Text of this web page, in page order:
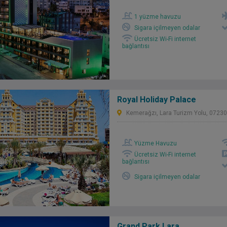
1 yüzme havuzu
Sigara içilmeyen odalar
Ücretsiz Wi-Fi internet
bağlantısı
Royal Holiday Palace
Kemerağzı, Lara Turizm Yolu,
Yüzme Havuzu
Ücretsiz Wi-Fi internet
bağlantısı
Sigara içilmeyen odalar